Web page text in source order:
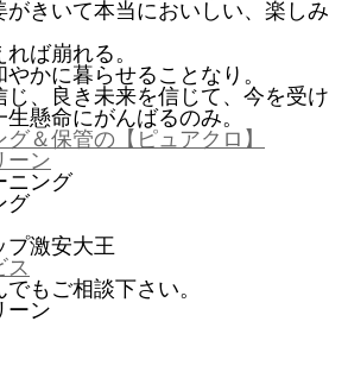
がきいて本当においしい、楽しみ
ば崩れる。
かに暮らせることなり。
、良き未来を信じて、今を受け
懸命にがんばるのみ。
＆保管の【ピュアクロ】
ーン
ニング
グ
激安大王
ス
もご相談下さい。
ーン